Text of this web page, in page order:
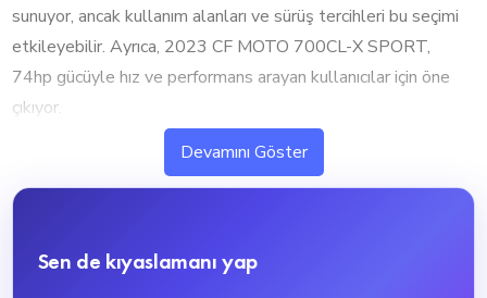
sunuyor, ancak kullanım alanları ve sürüş tercihleri bu seçimi
etkileyebilir. Ayrıca, 2023 CF MOTO 700CL-X SPORT,
74hp gücüyle hız ve performans arayan kullanıcılar için öne
çıkıyor.
1. Silindir Hacmi ve Performans
2023 KTM 250 DUKE ve 2023 CF MOTO 700CL-X
bulunuyor. 2023 CF MOTO 700CL-X SPORT, 700cc ile
Devamını Göster
Sen de kıyaslamanı yap